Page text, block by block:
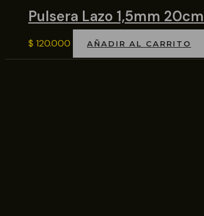
Pulsera Lazo 1,5mm 20cm
$ 120.000 AÑADIR AL CARRITO